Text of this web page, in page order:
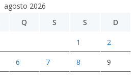
agosto 2026
Q S S D
1 2
6 7 8 9